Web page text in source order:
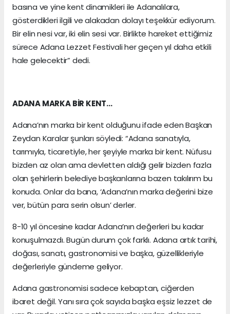
basına ve yine kent dinamikleri ile Adanalılara,
gösterdikleri ilgili ve alakadan dolayı teşekkür ediyorum.
Bir elin nesi var, iki elin sesi var. Birlikte hareket ettiğimiz
sürece Adana Lezzet Festivali her geçen yıl daha etkili
hale gelecektir” dedi.
ADANA MARKA BİR KENT…
Adana’nın marka bir kent olduğunu ifade eden Başkan
Zeydan Karalar şunları söyledi: “Adana sanatıyla,
tarımıyla, ticaretiyle, her şeyiyle marka bir kent. Nüfusu
bizden az olan ama devletten aldığı gelir bizden fazla
olan şehirlerin belediye başkanlarına bazen takılırım bu
konuda. Onlar da bana, ‘Adana’nın marka değerini bize
ver, bütün para serin olsun’ derler.
8-10 yıl öncesine kadar Adana’nın değerleri bu kadar
konuşulmazdı. Bugün durum çok farklı. Adana artık tarihi,
doğası, sanatı, gastronomisi ve başka, güzellikleriyle
değerleriyle gündeme geliyor.
Adana gastronomisi sadece kebaptan, ciğerden
ibaret değil. Yanı sıra çok sayıda başka eşsiz lezzet de